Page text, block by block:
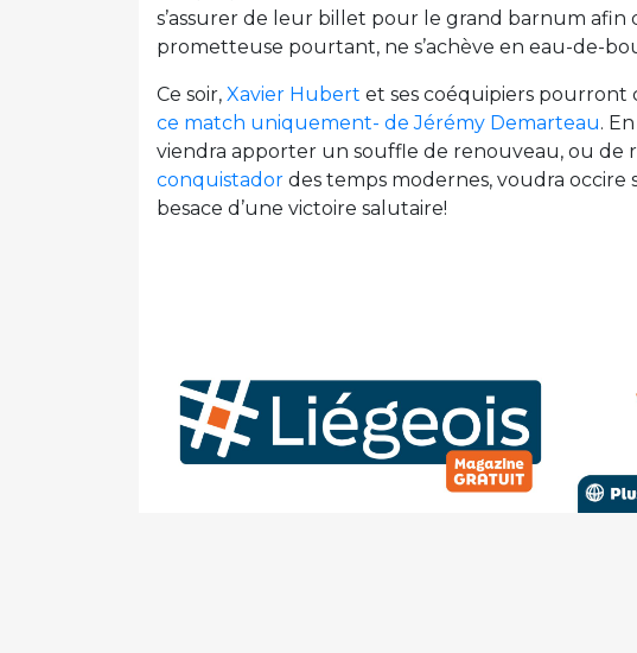
s’assurer de leur billet pour le grand barnum afin
prometteuse pourtant, ne s’achève en eau-de-
Ce soir, Xavier Hubert et ses coéquipiers pourront
ce match uniquement- de Jérémy Demarteau.
viendra apporter un souffle de renouveau, ou de
conquistador des temps modernes, voudra occire
besace d’une victoire salutaire!